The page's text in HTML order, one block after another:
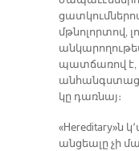
մթնոլորտով,
պատճառով է,
կը դառնայ։
«Hereditary»ն
անցեալը չի